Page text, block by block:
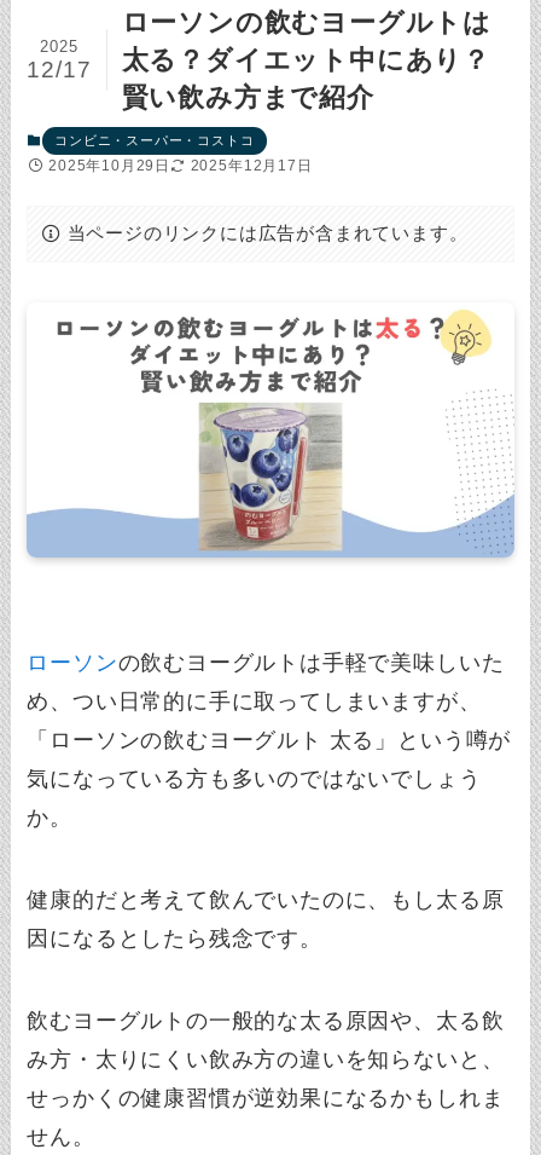
ローソンの飲むヨーグルトは
太る？ダイエット中にあり？
賢い飲み方まで紹介
2025
12/17
コンビニ・スーパー・コストコ
2025年10月29日 2025年12月17日
当ページのリンクには広告が含まれています。
ローソンの飲むヨーグルトは手軽で美味しいた
め、つい日常的に手に取ってしまいますが、
「ローソンの飲むヨーグルト 太る」という噂が
気になっている方も多いのではないでしょう
か。
健康的だと考えて飲んでいたのに、もし太る原
因になるとしたら残念です。
飲むヨーグルトの一般的な太る原因や、太る飲
み方・太りにくい飲み方の違いを知らないと、
せっかくの健康習慣が逆効果になるかもしれま
せん。